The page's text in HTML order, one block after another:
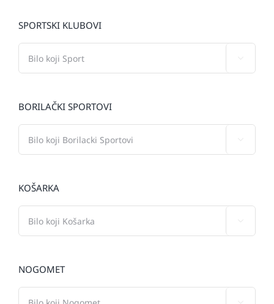
SPORTSKI KLUBOVI
BORILAČKI SPORTOVI
KOŠARKA
NOGOMET